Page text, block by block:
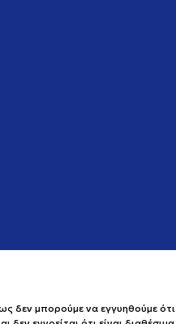
δεν μπορούμε να εγγυηθούμε ότι